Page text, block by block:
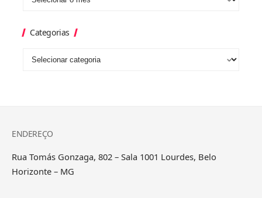
Categorias
ENDEREÇO
Rua Tomás Gonzaga, 802 – Sala 1001 Lourdes, Belo
Horizonte – MG